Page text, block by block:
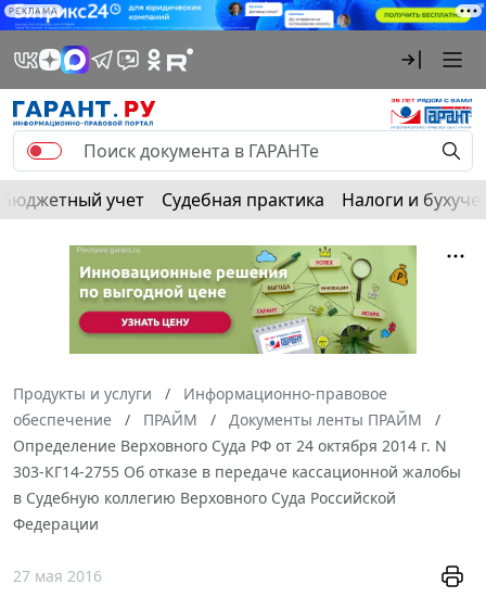
РЕКЛАМА
Бюджетный учет Судебная практика Налоги и
Продукты и услуги
Информационно-правовое
обеспечение
ПРАЙМ
Документы ленты ПРАЙМ
Определение Верховного Суда РФ от 24 октября 2014 г. N
303-КГ14-2755 Об отказе в передаче кассационной жалобы
в Судебную коллегию Верховного Суда Российской
Федерации
27 мая 2016